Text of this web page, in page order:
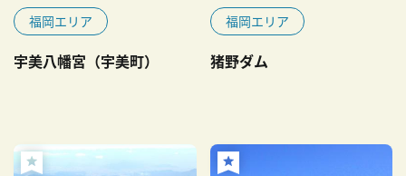
福岡エリア
宇美八幡宮（宇美町）
福岡エリア
猪野ダム